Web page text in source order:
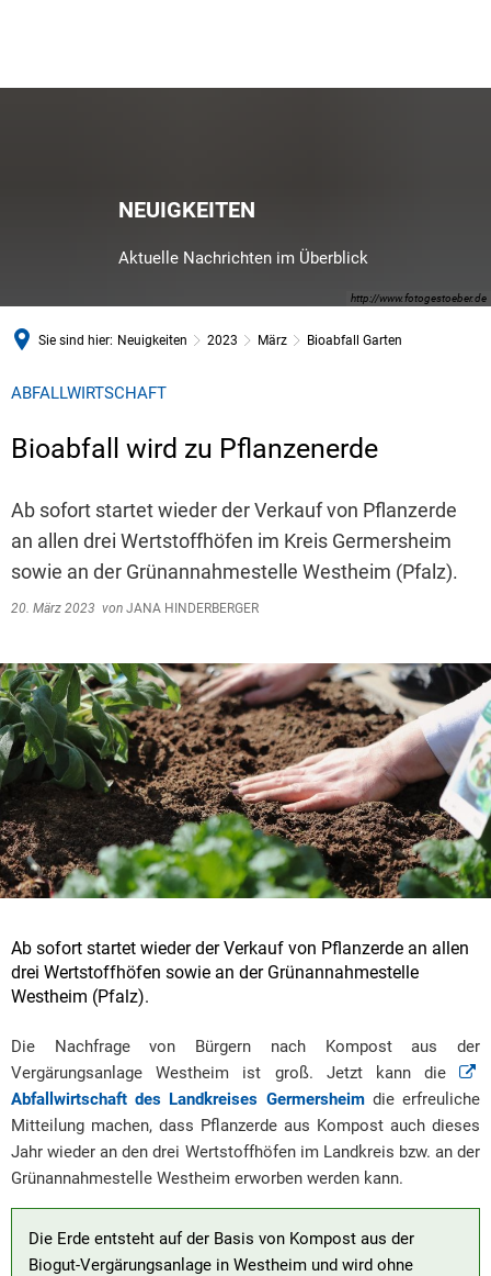
http://www.fotogestoeber.de
NEUIGKEITEN
Aktuelle Nachrichten im Überblick
Sie sind hier: Neuigkeiten 2023 März Bioabfall Garten
ABFALLWIRTSCHAFT
Bioabfall wird zu Pflanzenerde
Ab sofort startet wieder der Verkauf von Pflanzerde
an allen drei Wertstoffhöfen im Kreis Germersheim
sowie an der Grünannahmestelle Westheim (Pfalz).
20. März 2023 von JANA HINDERBERGER
Ab sofort startet wieder der Verkauf von Pflanzerde an allen
drei Wertstoffhöfen sowie an der Grünannahmestelle
Westheim (Pfalz).
Die Nachfrage von Bürgern nach Kompost aus der
Vergärungsanlage Westheim ist groß. Jetzt kann die
Abfallwirtschaft des Landkreises Germersheimdie erfreuliche
Mitteilung machen, dass Pflanzerde aus Kompost auch dieses
Jahr wieder an den drei Wertstoffhöfen im Landkreis bzw. an der
Grünannahmestelle Westheim erworben werden kann.
Die Erde entsteht auf der Basis von Kompost aus der
Biogut-Vergärungsanlage in Westheim und wird ohne